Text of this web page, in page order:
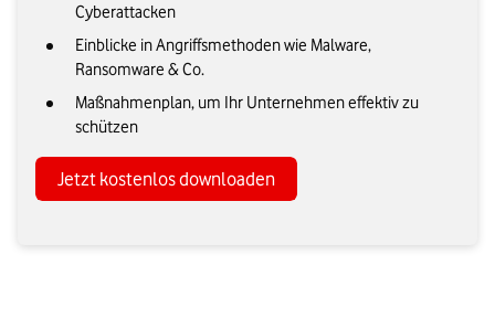
Cyberattacken
Einblicke in Angriffsmethoden wie Malware,
Ransomware & Co.
Maßnahmenplan, um Ihr Unternehmen effektiv zu
schützen
Jetzt kostenlos downloaden